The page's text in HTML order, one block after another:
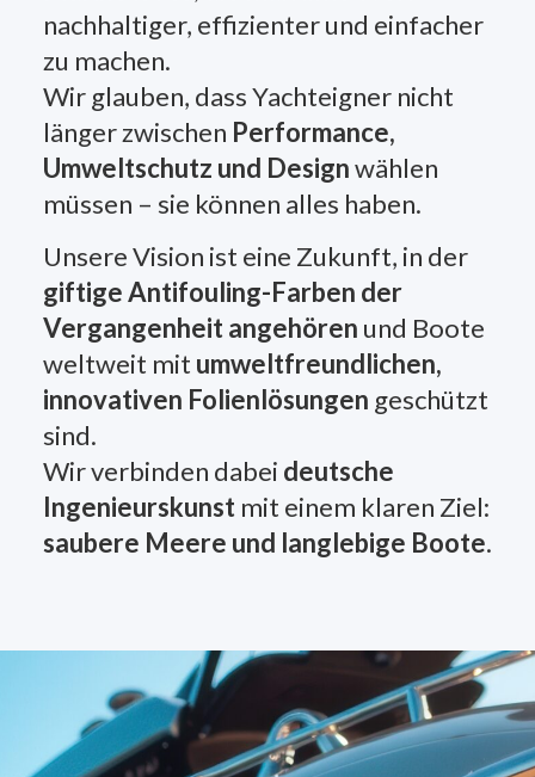
nachhaltiger, effizienter und einfacher
zu machen.
Wir glauben, dass Yachteigner nicht
länger zwischen Performance,
Umweltschutz und Designwählen
müssen – sie können alles haben.
Unsere Vision ist eine Zukunft, in der
giftige Antifouling-Farben der
Vergangenheit angehören und Boote
weltweit mit umweltfreundlichen,
innovativen Folienlösungen geschützt
sind.
Wir verbinden dabei deutsche
Ingenieurskunstmit einem klaren Ziel:
saubere Meere und langlebige Boote.